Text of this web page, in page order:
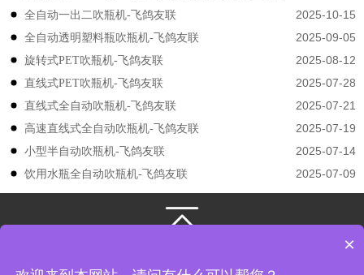
2025-10-15
​​全自动一出二吹瓶机-飞鸽友联
2025-09-05
全自动透明塑料瓶吹瓶机-飞鸽友联
2025-08-12
旋转式PET吹瓶机-飞鸽友联
2025-07-28
直线式PET吹瓶机-飞鸽友联
2025-07-21
直线式全自动吹瓶机-飞鸽友联
2025-07-19
高速直线式全自动吹瓶机-飞鸽友联
2025-07-14
小型半自动吹瓶机-飞鸽友联
2025-07-09
饮用水瓶全自动吹瓶机-飞鸽友联
江苏飞鸽友联机械股份有限公司 版权所有
×